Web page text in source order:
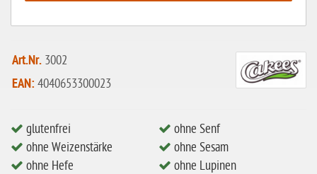
ohne Ei
ohne Soja
Bio
vegan
Art.Nr. 3002
EAN: 4040653300023
glutenfrei
ohne Weizenstärke
ohne Hefe
ohne Senf
ohne Sesam
ohne Lupinen